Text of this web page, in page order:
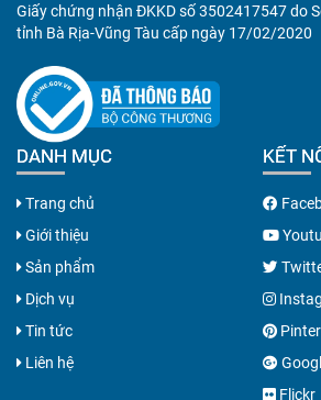
Giấy chứng nhận ĐKKD số 3502417547 do
tỉnh Bà Rịa-Vũng Tàu cấp ngày 17/02/2020
DANH MỤC
Trang chủ
Giới thiệu
Sản phẩm
Dịch vụ
Tin tức
Liên hệ
KẾT
Flickr